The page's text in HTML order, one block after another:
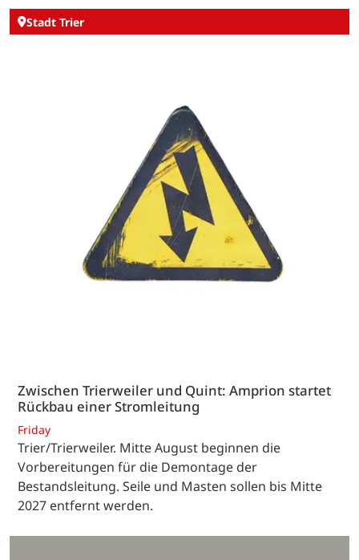
Stadt Trier
Zwischen Trierweiler und Quint: Amprion startet
Rückbau einer Stromleitung
Friday
Trier/Trierweiler. Mitte August beginnen die
Vorbereitungen für die Demontage der
Bestandsleitung. Seile und Masten sollen bis Mitte
2027 entfernt werden.